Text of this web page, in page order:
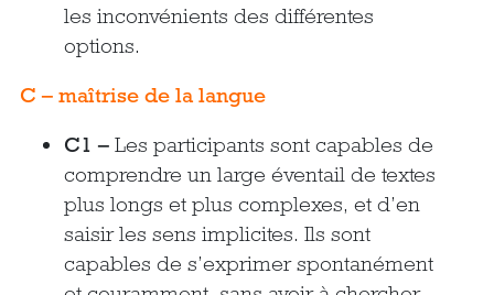
les inconvénients des différentes
options.
C – maîtrise de la langue
C1 – Les participants sont capables de
comprendre un large éventail de textes
plus longs et plus complexes, et d’en
saisir les sens implicites. Ils sont
capables de s’exprimer spontanément